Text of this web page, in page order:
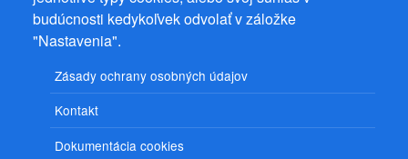
budúcnosti kedykoľvek odvolať v záložke
"Nastavenia".
Zásady ochrany osobných údajov
Kontakt
Dokumentácia cookies